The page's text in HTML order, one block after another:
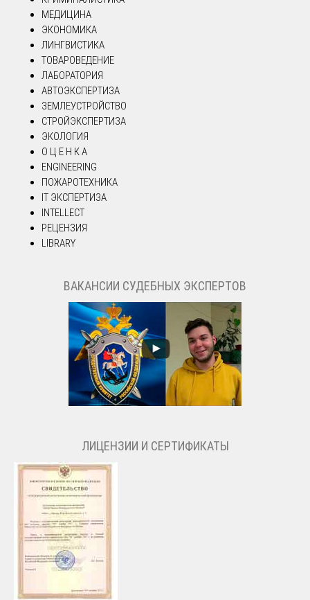
МЕДИЦИНА
ЭКОНОМИКА
ЛИНГВИСТИКА
ТОВАРОВЕДЕНИЕ
ЛАБОРАТОРИЯ
АВТОЭКСПЕРТИЗА
ЗЕМЛЕУСТРОЙСТВО
СТРОЙЭКСПЕРТИЗА
ЭКОЛОГИЯ
О Ц Е Н К А
ENGINEERING
ПОЖАРОТЕХНИКА
IT ЭКСПЕРТИЗА
INTELLECT
РЕЦЕНЗИЯ
LIBRARY
ВАКАНСИИ СУДЕБНЫХ ЭКСПЕРТОВ
ЛИЦЕНЗИИ И СЕРТИФИКАТЫ